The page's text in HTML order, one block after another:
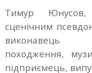
Тимур
сценічним
виконавець
походження,
підприємець,